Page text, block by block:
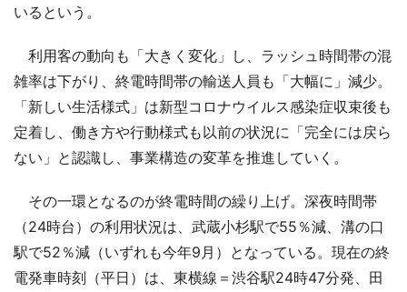
いるという。
利用客の動向も「大きく変化」し、ラッシュ時間帯の混
雑率は下がり、終電時間帯の輸送人員も「大幅に」減少。
「新しい生活様式」は新型コロナウイルス感染症収束後も
定着し、働き方や行動様式も以前の状況に「完全には戻ら
ない」と認識し、事業構造の変革を推進していく。
その一環となるのが終電時間の繰り上げ。深夜時間帯
（24時台）の利用状況は、武蔵小杉駅で55％減、溝の口
駅で52％減（いずれも今年9月）となっている。現在の終
電発車時刻（平日）は、東横線＝渋谷駅24時47分発、田